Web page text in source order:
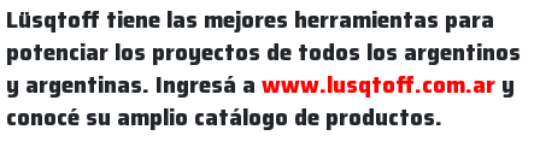
Lüsqtoff tiene las mejores herramientas para
potenciar los proyectos de todos los argentinos
y argentinas. Ingresá a www.lusqtoff.com.ar y
conocé su amplio catálogo de productos.